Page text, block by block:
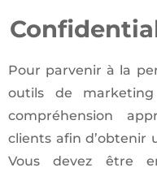
Pour parvenir à la
outils de
compréhension
clients afin d’obtenir
Vous devez être